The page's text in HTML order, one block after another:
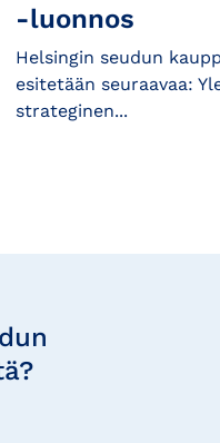
-luonnos
Helsingin seudun
esitetään seuraavaa:
strateginen...